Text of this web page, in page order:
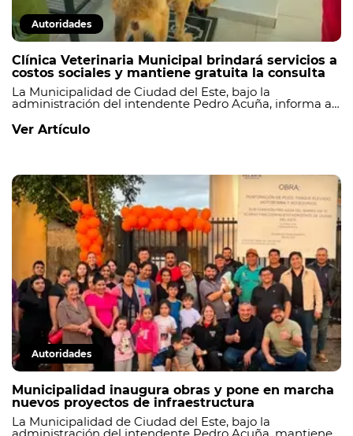
Autoridades
Clínica Veterinaria Municipal brindará servicios a
costos sociales y mantiene gratuita la consulta
La Municipalidad de Ciudad del Este, bajo la
administración del intendente Pedro Acuña, informa a
Clínica Veterinaria Municipal serán brindados a costos
sociales, conforme a lo establecido en la Ordenanza N.°
Ver Artículo
Autoridades
Municipalidad inaugura obras y pone en marcha
nuevos proyectos de infraestructura
La Municipalidad de Ciudad del Este, bajo la